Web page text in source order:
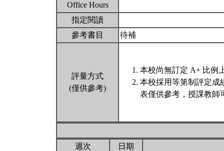
Office Hours
指定閱讀
參考書目
待補
評量方式
(僅供參考)
本校尚無訂定 A+ 比例
本校採用等第制評定成
表僅供參考，授課教師
週次
日期